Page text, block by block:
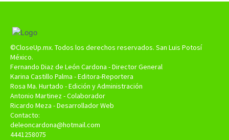
©CloseUp.mx. Todos los derechos reservados. San Luis Potosí
México.
Fernando Diaz de León Cardona - Director General
Karina Castillo Palma - Editora-Reportera
Rosa Ma. Hurtado - Edición y Administración
Antonio Martinez - Colaborador
Ricardo Meza - Desarrollador Web
Contacto:
deleoncardona@hotmail.com
4441258075